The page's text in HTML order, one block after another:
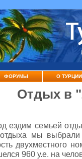
ФОРУМЫ О ТУРЦИИ
Отдых в
ездим семьей
мы
двухместного
960 у.е. на